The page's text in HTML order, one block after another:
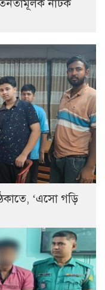
নাটক
‘এসো গড়ি